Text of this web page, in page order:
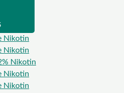
Nikotin
Nikotin
Nikotin
Nikotin
Nikotin